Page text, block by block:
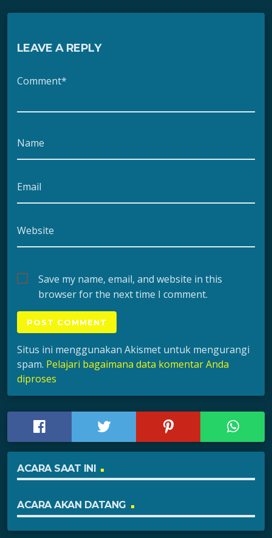
LEAVE A REPLY
Comment*
Name
Email
Website
Save my name, email, and website in this
browser for the next time I comment.
Situs ini menggunakan Akismet untuk mengurangi
spam. Pelajari bagaimana data komentar Anda
diproses
ACARA SAAT INI
ACARA AKAN DATANG